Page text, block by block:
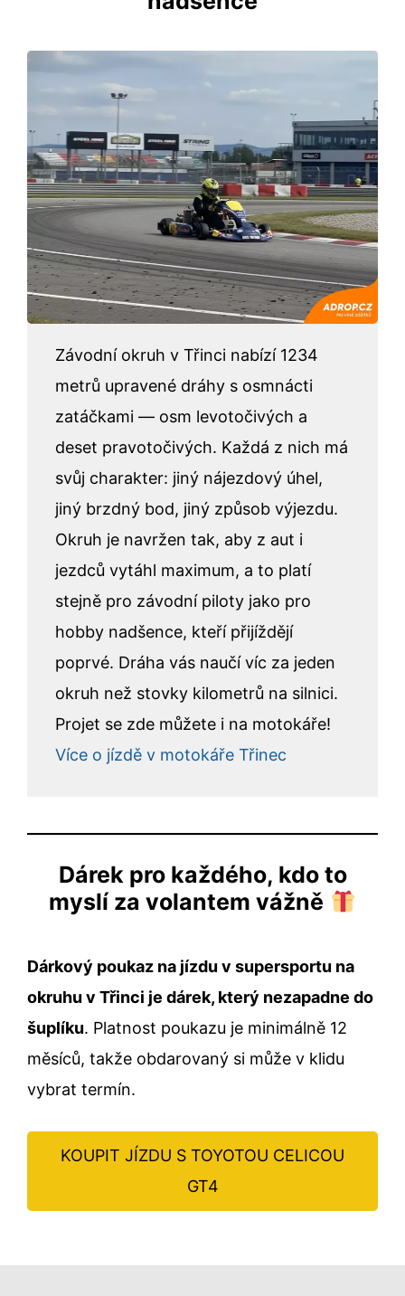
Závodní okruh v Třinci nabízí 1234
metrů upravené dráhy s osmnácti
zatáčkami — osm levotočivých a
deset pravotočivých. Každá z nich má
svůj charakter: jiný nájezdový úhel,
jiný brzdný bod, jiný způsob výjezdu.
Okruh je navržen tak, aby z aut i
jezdců vytáhl maximum, a to platí
stejně pro závodní piloty jako pro
hobby nadšence, kteří přijíždějí
poprvé. Dráha vás naučí víc za jeden
okruh než stovky kilometrů na silnici.
Projet se zde můžete i na motokáře!
Více o jízdě v motokáře Třinec
Dárek pro každého, kdo to
myslí za volantem vážně
Dárkový poukaz na jízdu v supersportu na
okruhu v Třinci je dárek, který nezapadne do
šuplíku. Platnost poukazu je minimálně 12
měsíců, takže obdarovaný si může v klidu
vybrat termín.
KOUPIT JÍZDU S TOYOTOU CELICOU
GT4